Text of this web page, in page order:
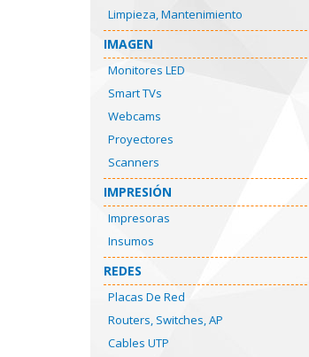
Limpieza, Mantenimiento
IMAGEN
Monitores LED
Smart TVs
Webcams
Proyectores
Scanners
IMPRESIÓN
Impresoras
Insumos
REDES
Placas De Red
Routers, Switches, AP
Cables UTP